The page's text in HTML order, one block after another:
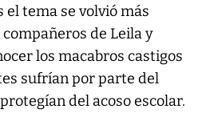
el tema se volvió más
de Leila y
los macabros castigos
sufrían por parte del
del acoso escolar.